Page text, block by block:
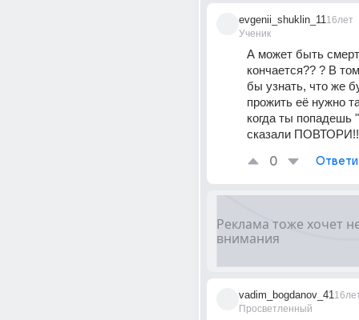
evgenii_shuklin_11
Ученик
16лет
А может быть
кончается?? ? В
бы узнать, что же
прожить её нужно
когда ты попадешь
сказали
0
vadim_bogdanov_41
Просветленный